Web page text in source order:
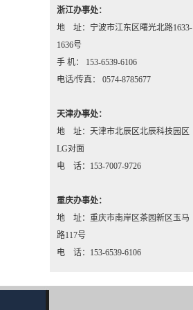
浙江办事处：
地 址：宁波市江东区曙光北路1633-
1636号
手 机： 153-6539-6106
电话/传真： 0574-8785677
天津办事处：
地 址：天津市北辰区北辰科技园区
LG对面
电 话：153-7007-9726
重庆办事处：
地 址：重庆市南岸区茶园新区玉马
路117号
电 话：153-6539-6106